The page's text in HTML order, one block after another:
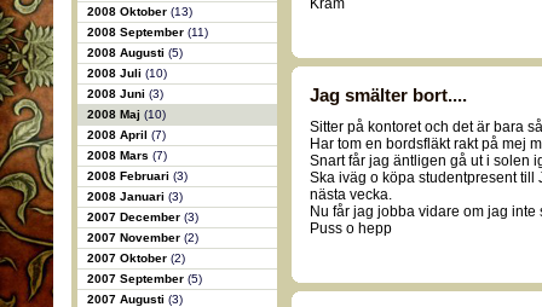
2008 Oktober (13)
2008 September (11)
2008 Augusti (5)
2008 Juli (10)
2008 Juni (3)
2008 Maj (10)
2008 April (7)
2008 Mars (7)
2008 Februari (3)
2008 Januari (3)
2007 December (3)
2007 November (2)
2007 Oktober (2)
2007 September (5)
2007 Augusti (3)
Kram
Jag smälter bort....
Sitter på kontoret och det är bara
Har tom en bordsfläkt rakt på mej
Snart får jag äntligen gå ut i solen
Ska iväg o köpa studentpresent
nästa vecka.
Nu får jag jobba vidare om jag inte
Puss o hepp